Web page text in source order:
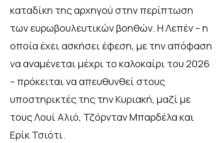
καταδίκη της αρχηγού στην περίπτωση
των ευρωβουλευτικών βοηθών. Η Λεπέν – η
οποία έχει ασκήσει έφεση, με την απόφαση
να αναμένεται μέχρι το καλοκαίρι του 2026
– πρόκειται να απευθυνθεί στους
υποστηρικτές της την Κυριακή, μαζί με
τους Λουί Αλιό, Τζόρνταν Μπαρδέλα και
Ερίκ Τσιότι.